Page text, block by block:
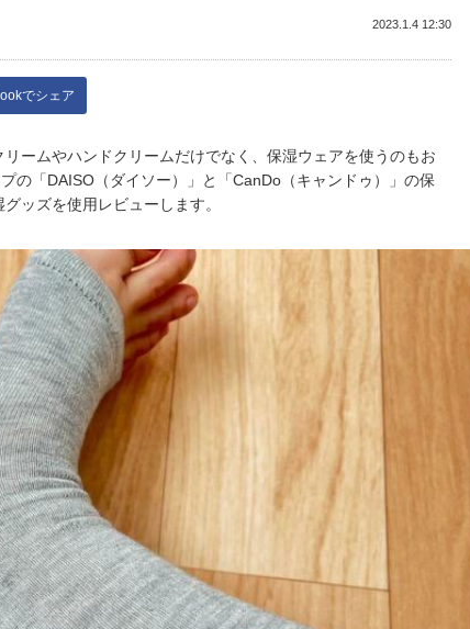
2023.1.4 12:30
でシェア
ームやハンドクリームだけでなく、保湿ウェアを使うのもお
の「DAISO（ダイソー）」と「CanDo（キャンドゥ）」の保
ッズを使用レビューします。